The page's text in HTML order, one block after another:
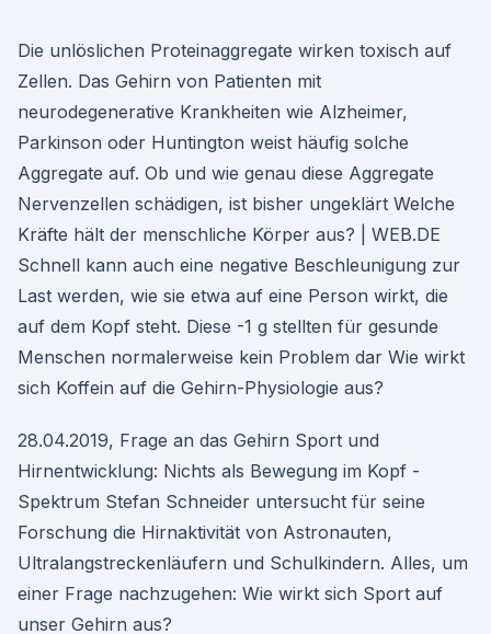
Die unlöslichen Proteinaggregate wirken toxisch auf
Zellen. Das Gehirn von Patienten mit
neurodegenerative Krankheiten wie Alzheimer,
Parkinson oder Huntington weist häufig solche
Aggregate auf. Ob und wie genau diese Aggregate
Nervenzellen schädigen, ist bisher ungeklärt Welche
Kräfte hält der menschliche Körper aus? | WEB.DE
Schnell kann auch eine negative Beschleunigung zur
Last werden, wie sie etwa auf eine Person wirkt, die
auf dem Kopf steht. Diese -1 g stellten für gesunde
Menschen normalerweise kein Problem dar Wie wirkt
sich Koffein auf die Gehirn-Physiologie aus?
28.04.2019, Frage an das Gehirn Sport und
Hirnentwicklung: Nichts als Bewegung im Kopf -
Spektrum Stefan Schneider untersucht für seine
Forschung die Hirnaktivität von Astronauten,
Ultralangstreckenläufern und Schulkindern. Alles, um
einer Frage nachzugehen: Wie wirkt sich Sport auf
unser Gehirn aus?